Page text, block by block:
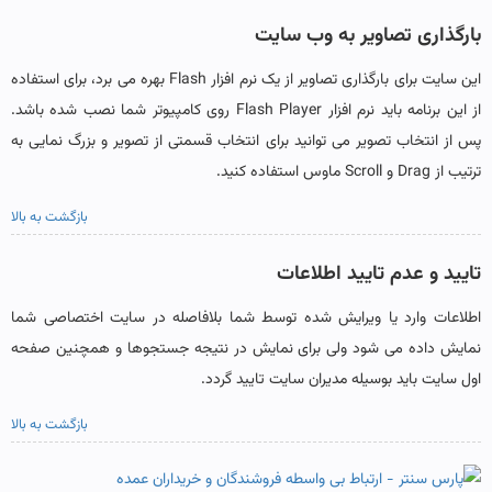
بارگذاری تصاویر به وب سایت
این سایت برای بارگذاری تصاویر از یک نرم افزار Flash بهره می برد، برای استفاده
از این برنامه باید نرم افزار Flash Player روی کامپیوتر شما نصب شده باشد.
پس از انتخاب تصویر می توانید برای انتخاب قسمتی از تصویر و بزرگ نمایی به
ترتیب از Drag و Scroll ماوس استفاده کنید.
بازگشت به بالا
تایید و عدم تایید اطلاعات
اطلاعات وارد یا ویرایش شده توسط شما بلافاصله در سایت اختصاصی شما
نمایش داده می شود ولی برای نمایش در نتیجه جستجوها و همچنین صفحه
اول سایت باید بوسیله مدیران سایت تایید گردد.
بازگشت به بالا